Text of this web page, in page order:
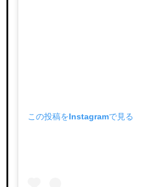
この投稿をInstagramで見る